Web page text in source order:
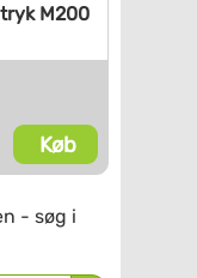
M200
Køb
- søg i